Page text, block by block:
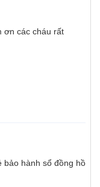
ơn các cháu rất
bảo hành sổ đồng hồ